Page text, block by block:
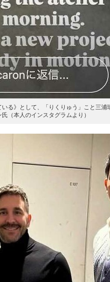
いる》として、「りくりゅう」こと三
（本人のインスタグラムより）